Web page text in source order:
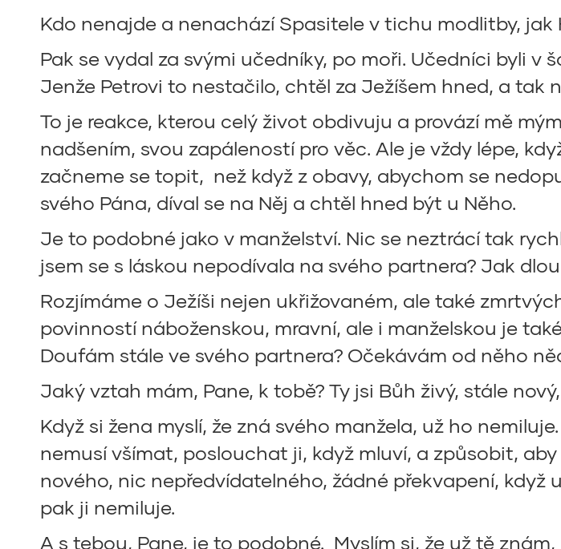
Kdo nenajde a nenachází Spasitele v tichu modlitby,
Pak se vydal za svými učedníky, po moři. Učedníci byli v
Jenže Petrovi to nestačilo, chtěl za Ježíšem hned, a tak
To je reakce, kterou celý život obdivuju a provází mě
nadšením, svou zapáleností pro věc. Ale je vždy lépe,
začneme se topit, než když z obavy, abychom se
svého Pána, díval se na Něj a chtěl hned být u Něho.
Je to podobné jako v manželství. Nic se neztrácí tak
jsem se s láskou nepodívala na svého partnera? Jak
Rozjímáme o Ježíši nejen ukřižovaném, ale také
povinností náboženskou, mravní, ale i manželskou je
Doufám stále ve svého partnera? Očekávám od něho
Jaký vztah mám, Pane, k tobě? Ty jsi Bůh živý, stále
Když si žena myslí, že zná svého manžela, už ho
nemusí všímat, poslouchat ji, když mluví, a způsobit,
nového, nic nepředvídatelného, žádné překvapení, když
pak ji nemiluje.
A s tebou, Pane, je to podobné. Myslím si, že už tě